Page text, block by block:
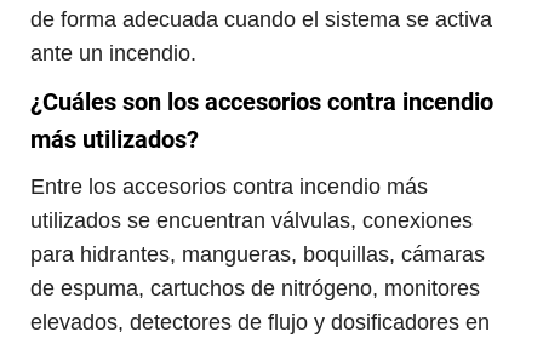
de forma adecuada cuando el sistema se activa
ante un incendio.
¿Cuáles son los accesorios contra incendio
más utilizados?
Entre los accesorios contra incendio más
utilizados se encuentran válvulas, conexiones
para hidrantes, mangueras, boquillas, cámaras
de espuma, cartuchos de nitrógeno, monitores
elevados, detectores de flujo y dosificadores en